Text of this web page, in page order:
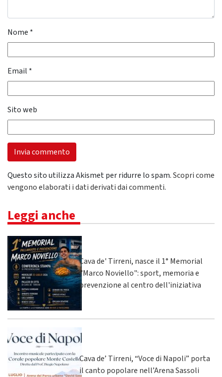
Nome *
Email *
Sito web
Questo sito utilizza Akismet per ridurre lo spam.Scopri come
vengono elaborati i dati derivati dai commenti.
Leggi anche
Cava de' Tirreni, nasce il 1° Memorial
"Marco Noviello": sport, memoria e
prevenzione al centro dell'iniziativa
Cava de’ Tirreni, “Voce di Napoli” porta
il canto popolare nell’Arena Sassoli